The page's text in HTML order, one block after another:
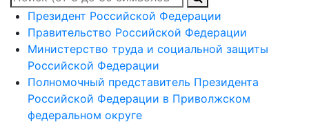
Президент Российской Федерации
Правительство Российской Федерации
Министерство труда и социальной защиты
Российской Федерации
Полномочный представитель Президента
Российской Федерации в Приволжском
федеральном округе